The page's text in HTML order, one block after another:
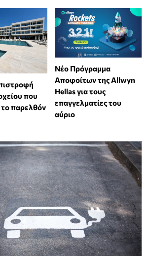
που
παρελθόν
Νέο Πρόγραμμα
Αποφοίτων της Allwyn
Hellas για τους
επαγγελματίες του
αύριο